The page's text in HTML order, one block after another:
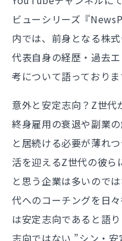
ビューシリーズ『
内では、前身となる株
代表自身の経歴・過去
考について語っておりま
意外と安定志向？Z世代
終身雇用の衰退や副業
と居続ける必要が薄れ
活を迎えるZ世代の彼ら
と思う企業は多いので
代へのコーチングを日
は安定志向であると語
志向ではない ”シン・安